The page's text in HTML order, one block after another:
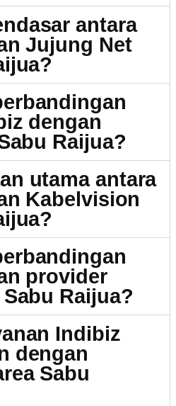
antara
Jujung Net
dengan
Raijua?
utama antara
Kabelvision
provider
Raijua?
Indibiz
dengan
Sabu